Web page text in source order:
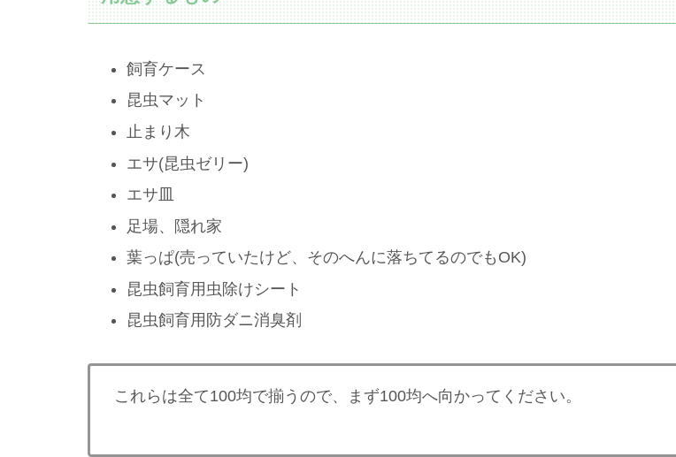
飼育ケース
昆虫マット
止まり木
エサ(昆虫ゼリー)
エサ皿
足場、隠れ家
葉っぱ(売っていたけど、そのへんに落ちてるのでもOK)
昆虫飼育用虫除けシート
昆虫飼育用防ダニ消臭剤
これらは全て100均で揃うので、まず100均へ向かってください。